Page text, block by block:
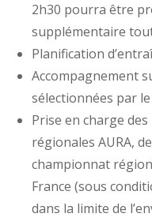
2h30 pourra être
supplémentaire
Planification
Accompagnement
sélectionnées par le
Prise en charge
régionales AURA,
championnat
France (sous
dans la limite de